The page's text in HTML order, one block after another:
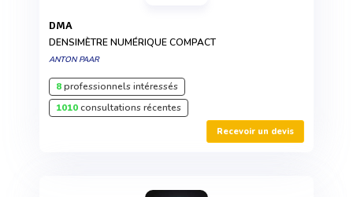
DMA
DENSIMÈTRE NUMÉRIQUE COMPACT
ANTON PAAR
8professionnels intéressés
1010consultations récentes
Recevoir un devis